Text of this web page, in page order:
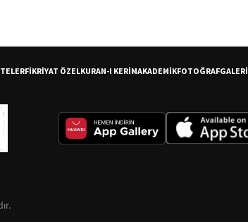
FİKRİYAT ÖZELKURAN-I KERİMAKADEMİKFOTOĞRAFGALERİ